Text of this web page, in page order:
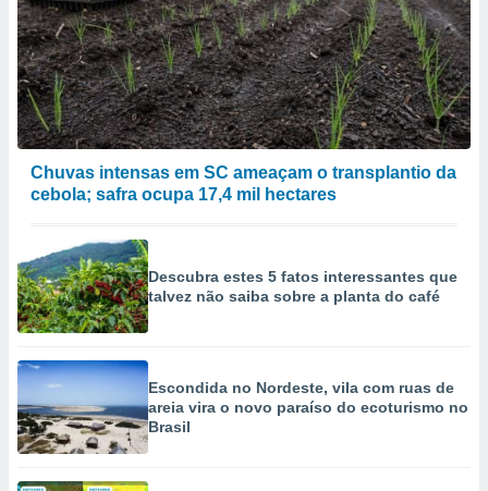
Chuvas intensas em SC ameaçam o transplantio da
cebola; safra ocupa 17,4 mil hectares
Descubra estes 5 fatos interessantes que
talvez não saiba sobre a planta do café
Escondida no Nordeste, vila com ruas de
areia vira o novo paraíso do ecoturismo no
Brasil